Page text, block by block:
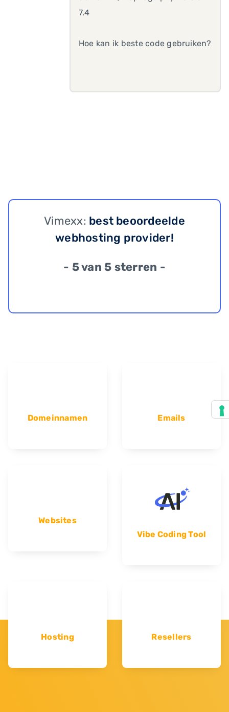
7.4
Hoe kan ik beste code gebruiken?
Vimexx: best beoordeelde
webhosting provider!
- 5 van 5 sterren -
Domeinnamen Emails
Websites
Vibe Coding Tool
Hosting Resellers